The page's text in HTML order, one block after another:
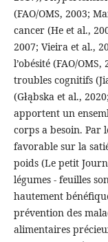
(FAO/OMS, 2003;
cancer (He et al.,
2007; Vieira et al.,
l’obésité (FAO/
troubles cognitifs
(Głąbska et al.,
apportent un
corps a besoin. Par
favorable sur la
poids (Le petit
légumes - feuilles
hautement
prévention des
alimentaires